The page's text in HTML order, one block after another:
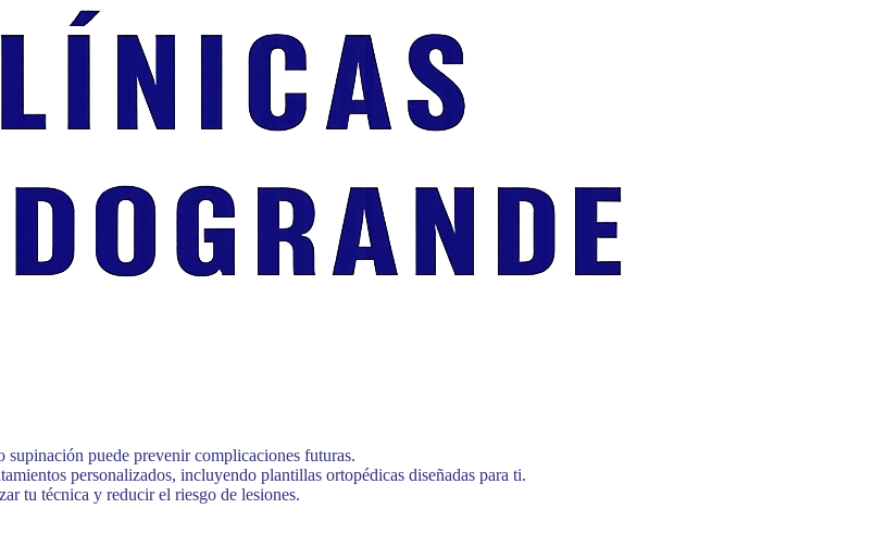
puede prevenir complicaciones futuras.
personalizados, incluyendo plantillas ortopédicas diseñadas para ti.
tu técnica y reducir el riesgo de lesiones.